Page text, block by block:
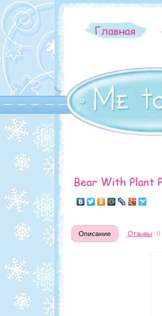
Главная
Bear With Plant
Описание Отзывы 0